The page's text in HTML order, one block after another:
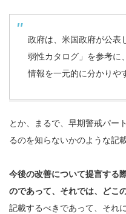
政府は、米国政府が公表
弱性カタログ」を参考に
情報を一元的に分かりや
とか、まるで、早期警戒パー
るのを知らないかのような記
今後の改善について提言する
のであって、それでは、どこ
記載するべきであって、それ